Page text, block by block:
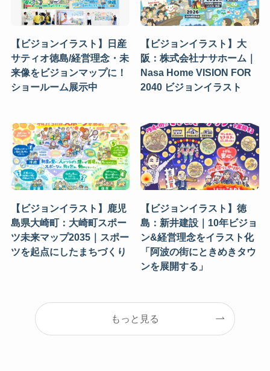
【ビジョンイラスト】日産
サティオ徳島/経営理念・未
来像をビジョンマップに！
ショールーム展示中
【ビジョンイラスト】大
阪：株式会社ナサホーム｜
Nasa Home VISION FOR
2040 ビジョンイラスト
【ビジョンイラスト】鹿児
島県大崎町：大崎町スポー
ツ未来マップ2035｜スポー
ツを起点にしたまちづくり
【ビジョンイラスト】徳
島：新井建設｜10年ビジョ
ン&経営理念をイラスト化
「阿波の街にときめきタウ
ンを展開する」
もっと見る